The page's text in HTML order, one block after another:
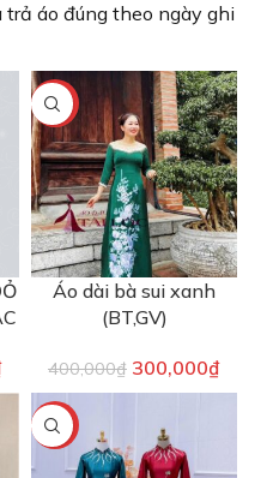
áo đúng theo ngày ghi
-25%
Áo dài bà sui xanh
(BT,GV)
400,000₫ 300,000₫
-40%